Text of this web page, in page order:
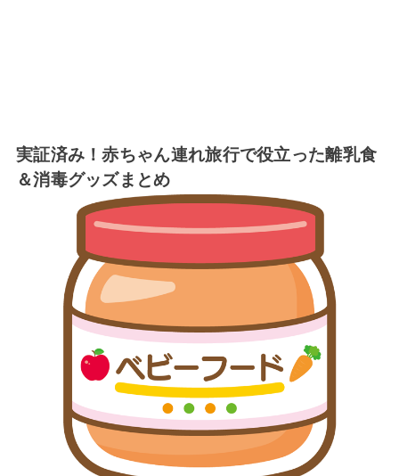
実証済み！赤ちゃん連れ旅行で役立った離乳食
＆消毒グッズまとめ